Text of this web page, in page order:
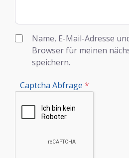
Name, E-Mail-Adresse
Browser für meinen
speichern.
Captcha Abfrage *